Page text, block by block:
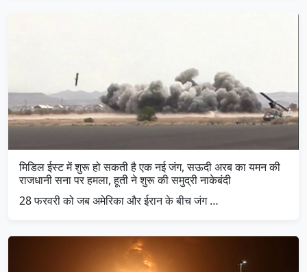
मिडिल ईस्ट में शुरू हो सकती है एक नई जंग, सऊदी अरब का यमन की
राजधानी सना पर हमला, हूती ने शुरू की समुद्री नाकेबंदी
28 फरवरी को जब अमेरिका और ईरान के बीच जंग …